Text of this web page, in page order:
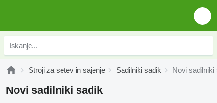
Stroji za setev in sajenje Sadilniki sadik Novi sadilniki
Novi sadilniki sadik